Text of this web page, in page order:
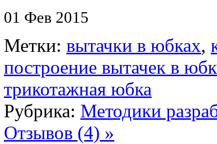
01 Фев 2015
Метки: вытачки в юбках,
построение вытачек в
трикотажная юбка
Рубрика: Методики
Отзывов (4) »